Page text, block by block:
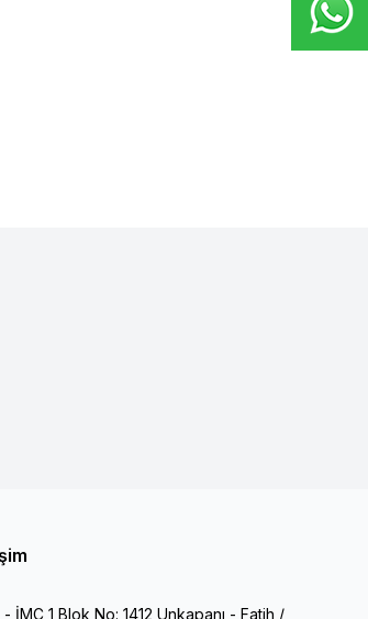
- İMÇ 1 Blok No: 1412 Unkapanı - Fatih /